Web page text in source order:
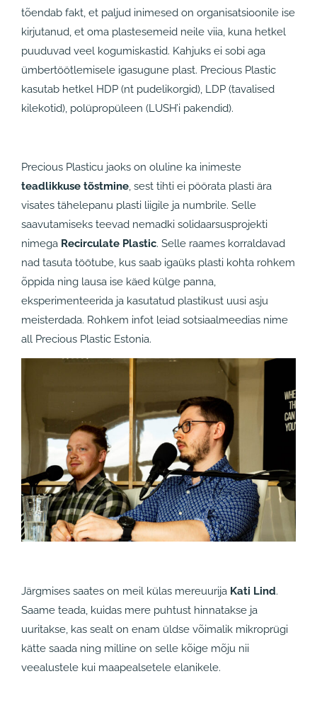
tõendab fakt, et paljud inimesed on organisatsioonile ise
kirjutanud, et oma plastesemeid neile viia, kuna hetkel
puuduvad veel kogumiskastid. Kahjuks ei sobi aga
ümbertöötlemisele igasugune plast. Precious Plastic
kasutab hetkel HDP (nt pudelikorgid), LDP (tavalised
kilekotid), polüpropüleen (LUSH’i pakendid).
Precious Plasticu jaoks on oluline ka inimeste
teadlikkuse tõstmine , sest tihti ei pöörata plasti ära
visates tähelepanu plasti liigile ja numbrile. Selle
saavutamiseks teevad nemadki solidaarsusprojekti
nimega Recirculate Plastic. Selle raames korraldavad
nad tasuta töötube, kus saab igaüks plasti kohta rohkem
õppida ning lausa ise käed külge panna,
eksperimenteerida ja kasutatud plastikust uusi asju
meisterdada. Rohkem infot leiad sotsiaalmeedias nime
all Precious Plastic Estonia.
Järgmises saates on meil külas mereuurija Kati Lind.
Saame teada, kuidas mere puhtust hinnatakse ja
uuritakse, kas sealt on enam üldse võimalik mikroprügi
kätte saada ning milline on selle kõige mõju nii
veealustele kui maapealsetele elanikele.